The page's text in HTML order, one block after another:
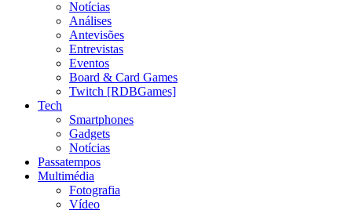
Notícias
Análises
Antevisões
Entrevistas
Eventos
Board & Card Games
Twitch [RDBGames]
Tech
Smartphones
Gadgets
Notícias
Passatempos
Multimédia
Fotografia
Vídeo